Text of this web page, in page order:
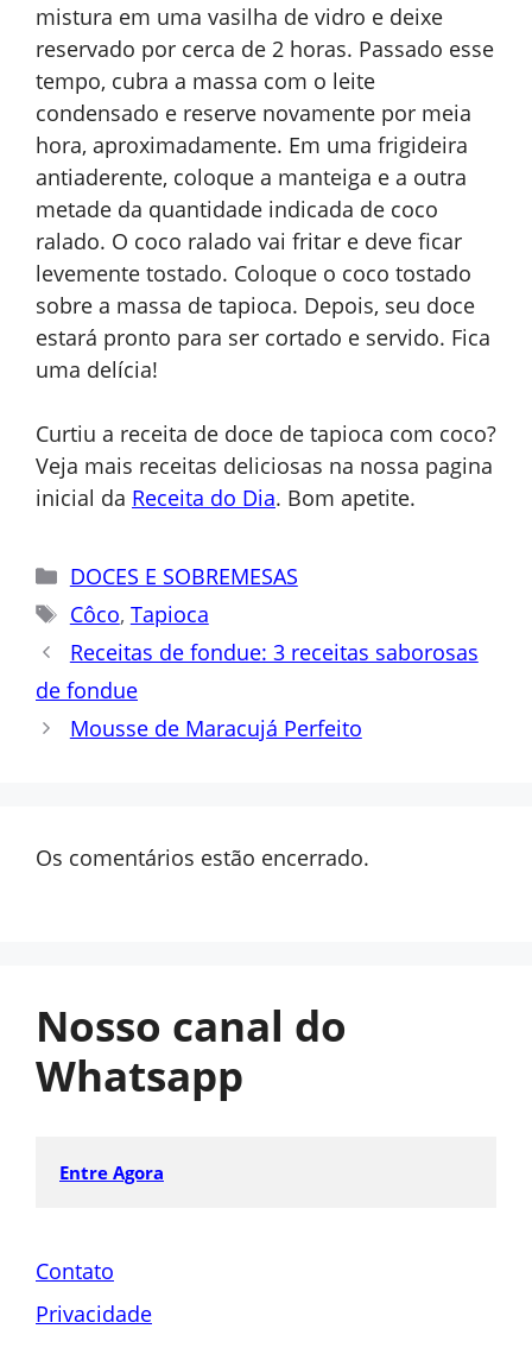
mistura em uma vasilha de vidro e deixe
reservado por cerca de 2 horas. Passado esse
tempo, cubra a massa com o leite
condensado e reserve novamente por meia
hora, aproximadamente. Em uma frigideira
antiaderente, coloque a manteiga e a outra
metade da quantidade indicada de coco
ralado. O coco ralado vai fritar e deve ficar
levemente tostado. Coloque o coco tostado
sobre a massa de tapioca. Depois, seu doce
estará pronto para ser cortado e servido. Fica
uma delícia!
Curtiu a receita de doce de tapioca com coco?
Veja mais receitas deliciosas na nossa pagina
inicial da Receita do Dia. Bom apetite.
Categorias
DOCES E SOBREMESAS
Tags
Côco, Tapioca
Receitas de fondue: 3 receitas saborosas
de fondue
Mousse de Maracujá Perfeito
Os comentários estão encerrado.
Nosso canal do
Whatsapp
Entre Agora
Contato
Privacidade